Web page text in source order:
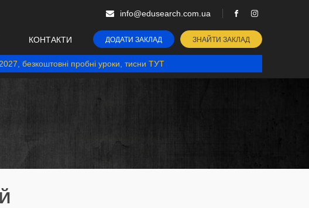
info@edusearch.com.ua
КОНТАКТИ ДОДАТИ ЗАКЛАД ЗНАЙТИ ЗАКЛАД
безкоштовні пробні уроки, тисни ТУТ